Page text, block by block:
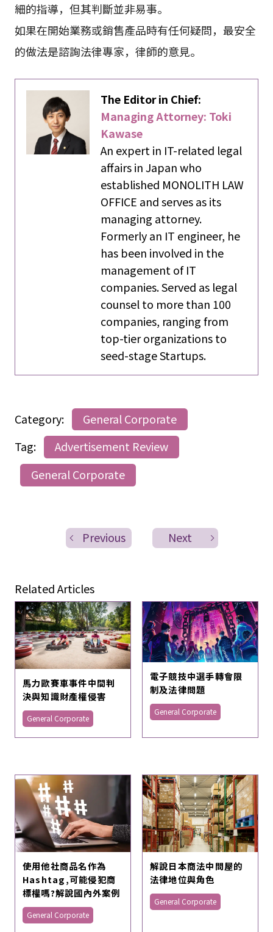
細的指導，但其判斷並非易事。
如果在開始業務或銷售產品時有任何疑問，最安全
的做法是諮詢法律專家，律師的意見。
The Editor in Chief:
Managing Attorney: Toki
Kawase
An expert in IT-related legal
affairs in Japan who
established MONOLITH LAW
OFFICE and serves as its
managing attorney.
Formerly an IT engineer, he
has been involved in the
management of IT
companies. Served as legal
counsel to more than 100
companies, ranging from
top-tier organizations to
seed-stage Startups.
Category:
General Corporate
Tag:
Advertisement Review
General Corporate
Previous Next
Related Articles
馬力歐賽車事件中間判
決與知識財產權侵害
General Corporate
電子競技中選手轉會限
制及法律問題
General Corporate
使用他社商品名作為
Hashtag,可能侵犯商
標權嗎?解說國內外案例
General Corporate
解說日本商法中問屋的
法律地位與角色
General Corporate